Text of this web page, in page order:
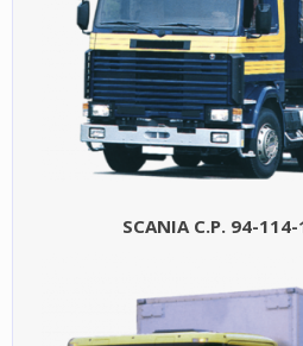
SCANIA C.P. 94-114-